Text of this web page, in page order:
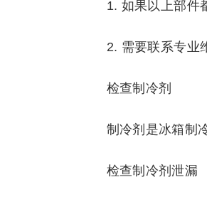
1. 如果以上部件
2. 需要联系专业
检查制冷剂
制冷剂是冰箱制
检查制冷剂泄漏